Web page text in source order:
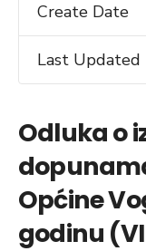
Create Date
Last Updated
Odluka o
Općine
godinu